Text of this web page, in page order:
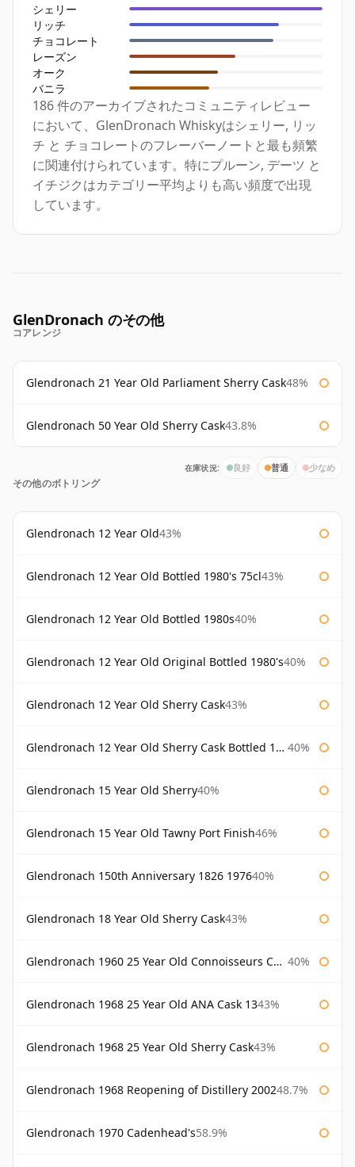
シェリー
リッチ
チョコレート
レーズン
オーク
バニラ
186 件のアーカイブされたコミュニティレビュー
において、GlenDronach Whiskyはシェリー, リッ
チ と チョコレートのフレーバーノートと最も頻繁
に関連付けられています。特にプルーン, デーツ と
イチジクはカテゴリー平均よりも高い頻度で出現
しています。
GlenDronach のその他
コアレンジ
Glendronach 21 Year Old Parliament Sherry Cask48%
Glendronach 50 Year Old Sherry Cask43.8%
在庫状況: 良好 普通 少なめ
その他のボトリング
Glendronach 12 Year Old43%
Glendronach 12 Year Old Bottled 1980's 75cl43%
Glendronach 12 Year Old Bottled 1980s40%
Glendronach 12 Year Old Original Bottled 1980's40%
Glendronach 12 Year Old Sherry Cask43%
Glendronach 12 Year Old Sherry Cask Bottled 1980s 40%
Glendronach 15 Year Old Sherry40%
Glendronach 15 Year Old Tawny Port Finish46%
Glendronach 150th Anniversary 1826 197640%
Glendronach 18 Year Old Sherry Cask43%
Glendronach 1960 25 Year Old Connoisseurs Choice Gordon & Macphail 40%
Glendronach 1968 25 Year Old ANA Cask 1343%
Glendronach 1968 25 Year Old Sherry Cask43%
Glendronach 1968 Reopening of Distillery 200248.7%
Glendronach 1970 Cadenhead's58.9%